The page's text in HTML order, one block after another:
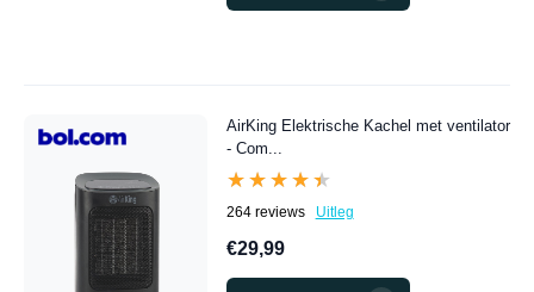
AirKing Elektrische Kachel met ventilator
- Com...
★★★★★
★★★★★
264 reviews Uitleg
€29,99